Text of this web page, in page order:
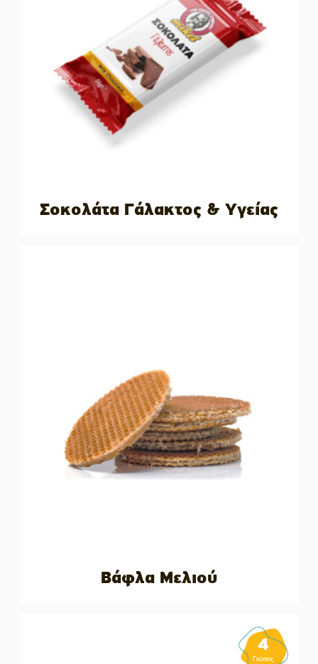
Σοκολάτα Γάλακτος & Υγείας
Βάφλα Μελιού
4
Γεύσεις